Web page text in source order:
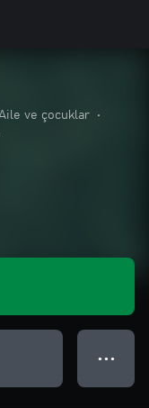
ve çocuklar
•
● ● ●